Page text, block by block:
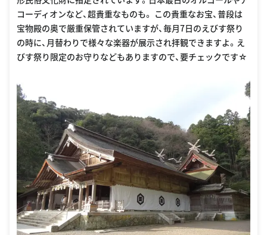
コーディオンなど、超貴重なものも。 この貴重なお宝、普段は
宝物殿の奥で厳重保管されていますが、毎月7日のえびす祭り
の時に、月替わりで様々な楽器が展示され拝観できますよ。え
びす祭り限定のお守りなどもありますので、要チェックです☆